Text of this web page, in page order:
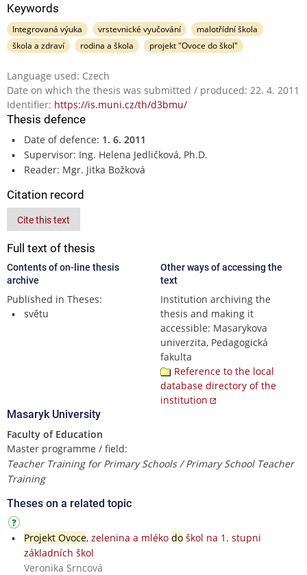
Keywords
Integrovaná výuka vrstevnické vyučování
malotřídní škola
škola a zdraví
rodina a škola projekt "Ovoce do škol"
Language used: Czech
Date on which the thesis was submitted / produced: 22. 4. 2011
Identifier: https://is.muni.cz/th/d3bmu/
Thesis defence
Date of defence: 1. 6. 2011
Supervisor: Ing. Helena Jedličková, Ph.D.
Reader: Mgr. Jitka Božková
Citation record
Cite this text
Full text of thesis
Contents of on-line thesis
archive
Published in Theses:
světu
Other ways of accessing the
text
Institution archiving the
thesis and making it
accessible: Masarykova
univerzita, Pedagogická
fakulta
Reference to the local
database directory of the
institution
Masaryk University
Faculty of Education
Master programme / field:
Teacher Training for Primary Schools / Primary School Teacher
Training
Theses on a related topic
Projekt Ovoce, zelenina a mléko doškol na 1. stupni
základních škol
Veronika Srncová